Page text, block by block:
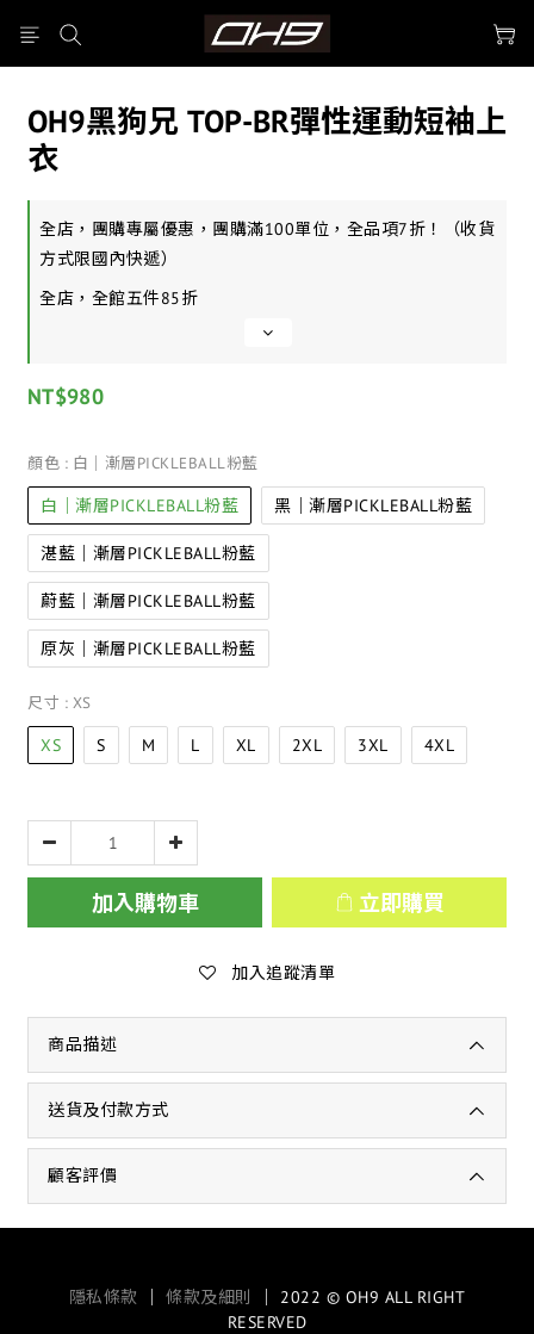
OH9黑狗兄 TOP-BR彈性運動短袖上
衣
全店，團購專屬優惠，團購滿100單位，全品項7折！（收貨
方式限國內快遞）
全店，全館五件85折
NT$980
顏色 : 白｜漸層PICKLEBALL粉藍
白｜漸層PICKLEBALL粉藍 黑｜漸層PICKLEBALL粉藍
湛藍｜漸層PICKLEBALL粉藍
蔚藍｜漸層PICKLEBALL粉藍
原灰｜漸層PICKLEBALL粉藍
尺寸 : XS
XS S M L XL 2XL 3XL 4XL
加入購物車 立即購買
加入追蹤清單
商品描述
送貨及付款方式
顧客評價
隱私條款 ｜條款及細則
｜ 2022 © OH9 ALL RIGHT
RESERVED